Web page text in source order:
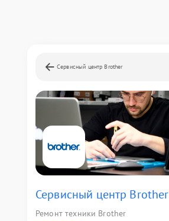
Сервисный центр Brother
Сервисный центр Brother
Ремонт техники Brother